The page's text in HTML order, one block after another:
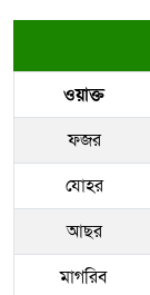
ওয়াক্ত
ফজর
যোহর
আছর
মাগরিব